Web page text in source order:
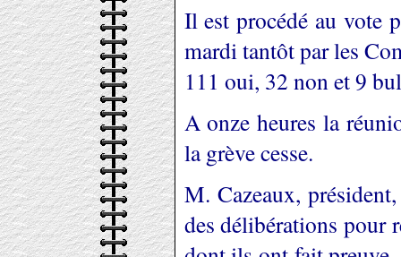
Il est procédé au vote
mardi tantôt par les
111 oui, 32 non et 9
A onze heures la
la grève cesse.
M. Cazeaux,
des délibérations pour